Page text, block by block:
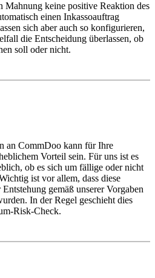
Mahnung keine positive Reaktion des
einen Inkassoauftrag
sich aber auch so konfigurieren,
die Entscheidung überlassen, ob
soll oder nicht.
an CommDoo kann für Ihre
Vorteil sein. Für uns ist es
ob es sich um fällige oder nicht
ist vor allem, dass diese
gemäß unserer Vorgaben
In der Regel geschieht dies
Risk-Check.